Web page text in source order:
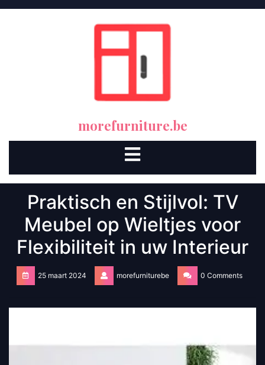
morefurniture.be
Open
Button
Praktisch en Stijlvol: TV
Meubel op Wieltjes voor
Flexibiliteit in uw Interieur
25 maart 2024 morefurniturebe 0 Comments